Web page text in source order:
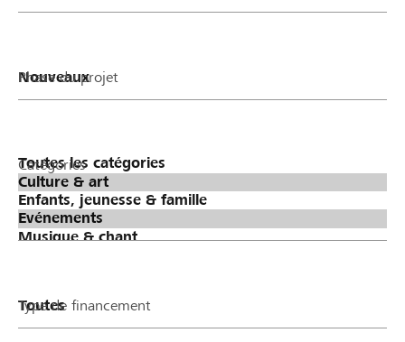
Phase du projet
Catégories
Type de financement